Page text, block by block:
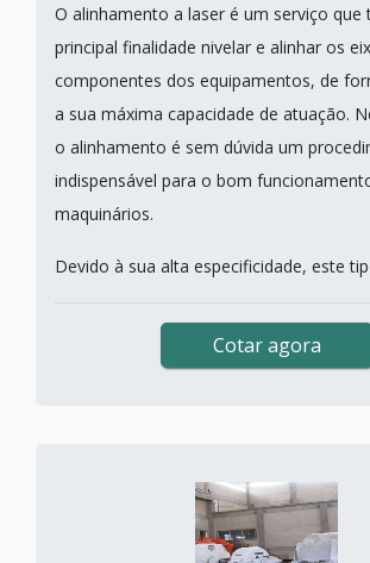
O alinhamento a laser é um serviço que
principal finalidade nivelar e alinhar os
componentes dos equipamentos, de
a sua máxima capacidade de atuação.
o alinhamento é sem dúvida um
indispensável para o bom
maquinários.
Devido à sua alta especificidade, este
Cotar agora